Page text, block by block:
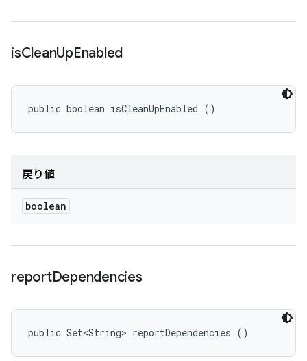
isCleanUpEnabled
public boolean isCleanUpEnabled ()
戻り値
boolean
reportDependencies
public Set<String> reportDependencies ()